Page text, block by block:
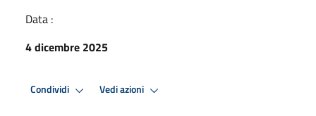
Data :
4 dicembre 2025
Condividi Vedi azioni